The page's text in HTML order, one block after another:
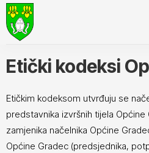
Etički kodeksi
Etičkim kodeksom utvrđuju se
predstavnika izvršnih tijela Općine
zamjenika načelnika Općine
Općine Gradec (predsjednika,